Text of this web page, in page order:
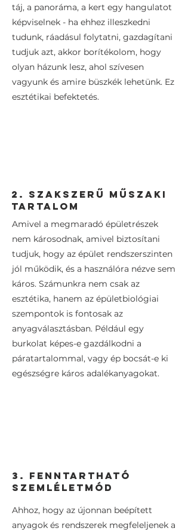
táj, a panoráma, a kert egy hangulatot
képviselnek - ha ehhez illeszkedni
tudunk, ráadásul folytatni, gazdagítani
tudjuk azt, akkor borítékolom, hogy
olyan házunk lesz, ahol szívesen
vagyunk és amire büszkék lehetünk. Ez
esztétikai befektetés.
2. szakszerű műszaki
tartalom
Amivel a megmaradó épületrészek
nem károsodnak, amivel biztosítani
tudjuk, hogy az épület rendszerszinten
jól működik, és a használóra nézve sem
káros. Számunkra nem csak az
esztétika, hanem az épületbiológiai
szempontok is fontosak az
anyagválasztásban. Például egy
burkolat képes-e gazdálkodni a
páratartalommal, vagy ép bocsát-e ki
egészségre káros adalékanyagokat.
3. FENNTARTHATÓ
SZEMLÉLETMÓD
Ahhoz, hogy az újonnan beépített
anyagok és rendszerek megfeleljenek a